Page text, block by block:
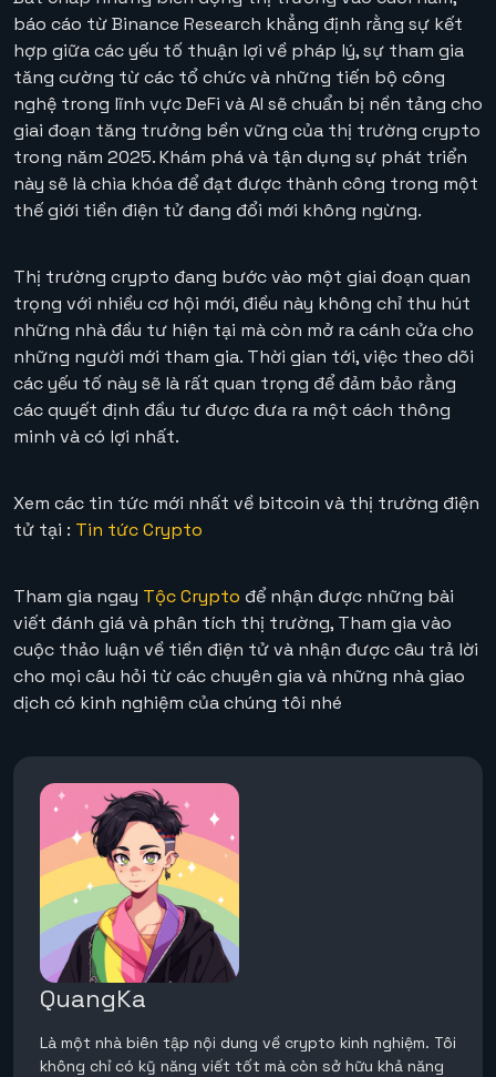
báo cáo từ Binance Research khẳng định rằng sự kết
hợp giữa các yếu tố thuận lợi về pháp lý, sự tham gia
tăng cường từ các tổ chức và những tiến bộ công
nghệ trong lĩnh vực DeFi và AI sẽ chuẩn bị nền tảng cho
giai đoạn tăng trưởng bền vững của thị trường crypto
trong năm 2025. Khám phá và tận dụng sự phát triển
này sẽ là chìa khóa để đạt được thành công trong một
thế giới tiền điện tử đang đổi mới không ngừng.
Thị trường crypto đang bước vào một giai đoạn quan
trọng với nhiều cơ hội mới, điều này không chỉ thu hút
những nhà đầu tư hiện tại mà còn mở ra cánh cửa cho
những người mới tham gia. Thời gian tới, việc theo dõi
các yếu tố này sẽ là rất quan trọng để đảm bảo rằng
các quyết định đầu tư được đưa ra một cách thông
minh và có lợi nhất.
Xem các tin tức mới nhất về bitcoin và thị trường điện
tử tại : Tin tức Crypto
Tham gia ngay Tộc Crypto để nhận được những bài
viết đánh giá và phân tích thị trường, Tham gia vào
cuộc thảo luận về tiền điện tử và nhận được câu trả lời
cho mọi câu hỏi từ các chuyên gia và những nhà giao
dịch có kinh nghiệm của chúng tôi nhé
QuangKa
Là một nhà biên tập nội dung về crypto kinh nghiệm. Tôi
không chỉ có kỹ năng viết tốt mà còn sở hữu khả năng